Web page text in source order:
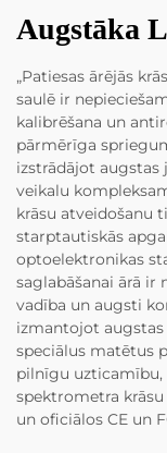
Augstāka
„Patiesas ārējās
saulē ir
kalibrēšana un
pārmērīga
izstrādājot augstas
veikalu
krāsu atveidošanu
starptautiskās
optoelektronikas
saglabāšanai ārā ir
vadība un augsti
izmantojot augstas
speciālus matētus
pilnīgu
spektrometra
un oficiālos CE un